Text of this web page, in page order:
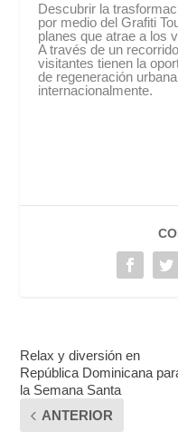
Descubrir la
por medio del Grafiti
planes que atrae a los
A través de un
visitantes tienen la
de regeneración
internacionalmente.
Relax y diversión en
República Dominicana
la Semana Santa
ANTERIOR